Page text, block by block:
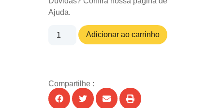
Ajuda.
Adicionar ao carrinho
Compartilhe :